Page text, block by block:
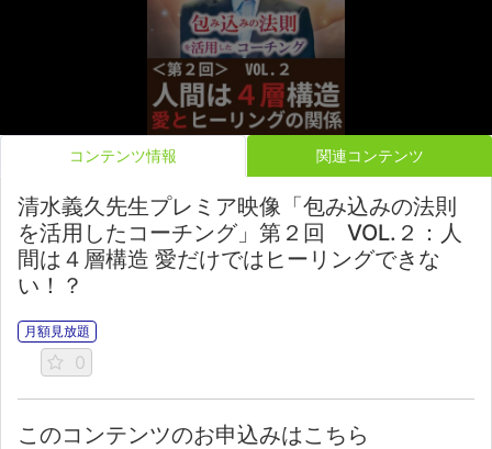
コンテンツ情報 関連コンテンツ
清水義久先生プレミア映像「包み込みの法則
を活用したコーチング」第２回 VOL.２：人
間は４層構造 愛だけではヒーリングできな
い！？
月額見放題
0
このコンテンツのお申込みはこちら